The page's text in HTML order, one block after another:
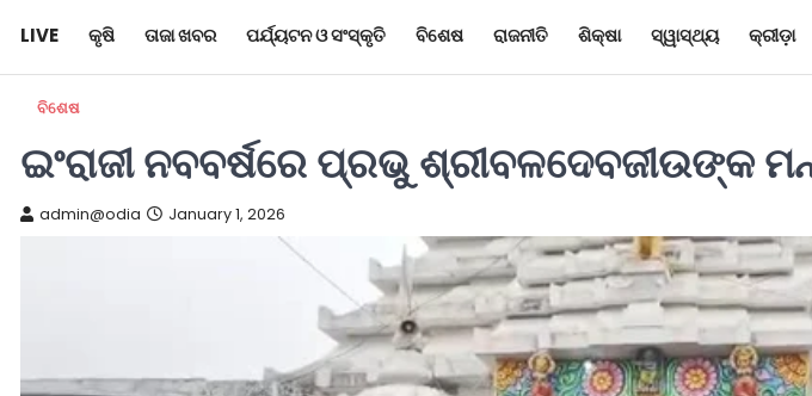
LIVE କୃଷି ତାଜା ଖବର ପର୍ଯ୍ୟଟନ ଓ ସଂସ୍କୃତି ବିଶେଷ ରାଜନୀତି ଶିକ୍ଷା ସ୍ୱାସ୍ଥ୍ୟ କ୍ରୀଡ଼ା
ବିଶେଷ
ଇଂରାଜୀ ନବବର୍ଷରେ ପ୍ରଭୁ ଶ୍ରୀବଳଦେବଜୀଉଙ୍କ
admin@odia January 1, 2026